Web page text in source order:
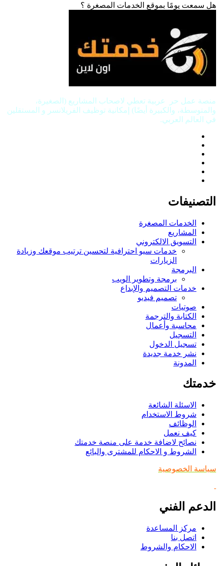
هل سمعت يومًا بموقع الخدمات المصغرة ؟
منصة عمل حر عربية تعطي لاصحاب المشاريع (الصغيرة،
والمتوسطة، والكبيرة أيضًا) إمكانية توظيف الفريلانسر و المستقلين
في العالم العربي.
التصنيفات
الخدمات المصغرة
المشاريع
التسويق الالكتروني
خدمات سيو احترافية لتحسين ترتيب موقعك وزيادة
الزيارات
البرمجة
برمجة وتطوير الويب
خدمات التصميم والإبداع
تصميم فيديو
صوتيات
الكتابة والترجمة
محاسبة وأعمال
التسجيل
تسجيل الدخول
نشر خدمة جديدة
المدونة
خدمتك
الاسئلة الشائعة
شروط الاستخدام
الوظائف
كيف نعمل
نصائح لاضافة خدمة على منصة خدمتك
الشروط و الاحكام للمشترى والبائع
سياسة الخصوصية
الدعم الفني
مركز المساعدة
اتصل بنا
الاحكام والشروط